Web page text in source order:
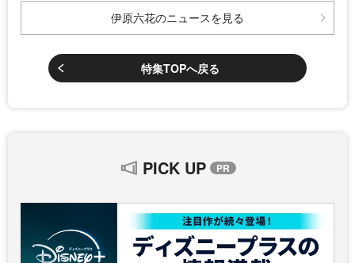
伊原六花のニュースを見る
特集TOPへ戻る
PICK UP